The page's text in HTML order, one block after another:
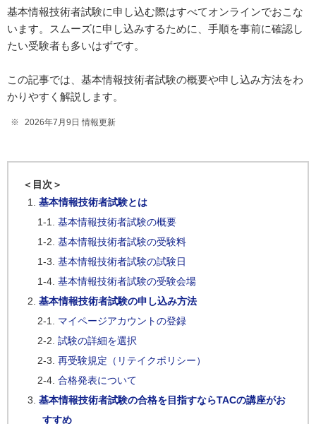
基本情報技術者試験に申し込む際はすべてオンラインでおこな
います。スムーズに申し込みするために、手順を事前に確認し
たい受験者も多いはずです。
この記事では、基本情報技術者試験の概要や申し込み方法をわ
かりやすく解説します。
2026年7月9日 情報更新
＜目次＞
基本情報技術者試験とは
基本情報技術者試験の概要
基本情報技術者試験の受験料
基本情報技術者試験の試験日
基本情報技術者試験の受験会場
基本情報技術者試験の申し込み方法
マイページアカウントの登録
試験の詳細を選択
再受験規定（リテイクポリシー）
合格発表について
基本情報技術者試験の合格を目指すならTACの講座がお
すすめ